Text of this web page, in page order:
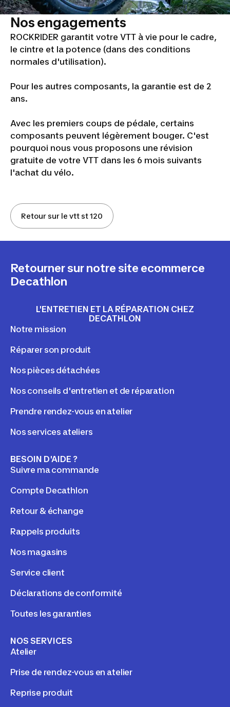
Nos engagements
ROCKRIDER garantit votre VTT à vie pour le cadre,
le cintre et la potence (dans des conditions
normales d'utilisation).
Pour les autres composants, la garantie est de 2
ans.
Avec les premiers coups de pédale, certains
composants peuvent légèrement bouger. C'est
pourquoi nous vous proposons une révision
gratuite de votre VTT dans les 6 mois suivants
l'achat du vélo.
Retour sur le vtt st 120
Retourner sur notre site ecommerce
Decathlon
L'ENTRETIEN ET LA RÉPARATION CHEZ
DECATHLON
Notre mission
Réparer son produit
Nos pièces détachées
Nos conseils d'entretien et de réparation
Prendre rendez-vous en atelier
Nos services ateliers
BESOIN D'AIDE ?
Suivre ma commande
Compte Decathlon
Retour & échange
Rappels produits
Nos magasins
Service client
Déclarations de conformité
Toutes les garanties
NOS SERVICES
Atelier
Prise de rendez-vous en atelier
Reprise produit